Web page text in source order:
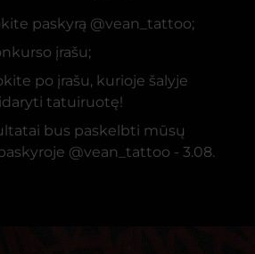
paskyrą @vean_tattoo;
įrašu;
po įrašu, kurioje šalyje
tatuiruotę!
bus paskelbti mūsų
@vean_tattoo - 3.08.